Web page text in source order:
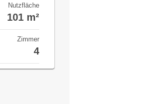
Nutzfläche
101 m²
Zimmer
4